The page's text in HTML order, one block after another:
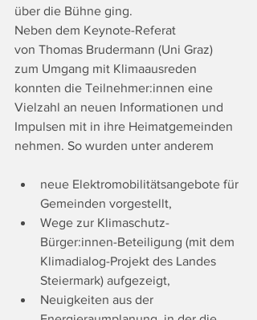
über die Bühne ging.
Neben dem Keynote-Referat
von Thomas Brudermann (Uni Graz)
zum Umgang mit Klimaausreden
konnten die Teilnehmer:innen eine
Vielzahl an neuen Informationen und
Impulsen mit in ihre Heimatgemeinden
nehmen. So wurden unter anderem
neue Elektromobilitätsangebote für
Gemeinden vorgestellt,
Wege zur Klimaschutz-
Bürger:innen-Beteiligung (mit dem
Klimadialog-Projekt des Landes
Steiermark) aufgezeigt,
Neuigkeiten aus der